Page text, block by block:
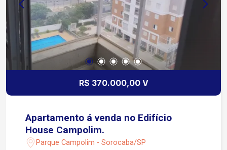
R$ 370.000,00 V
Apartamento á venda no Edifício
House Campolim.
Parque Campolim - Sorocaba/SP